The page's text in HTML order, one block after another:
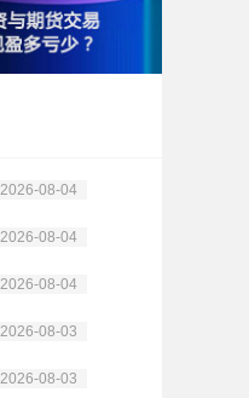
2026-08-04
2026-08-04
2026-08-04
2026-08-03
2026-08-03